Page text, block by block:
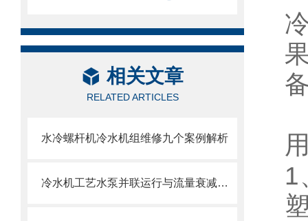
相关文章
RELATED ARTICLES
水冷螺杆机冷水机组维修九个案例解析
冷水机工艺水泵并联运行与流量衰减问题
1